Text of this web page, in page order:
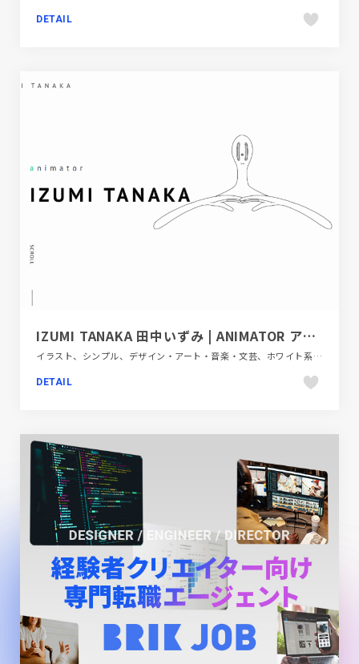
DETAIL
IZUMI TANAKA 田中いずみ | ANIMATOR アニメーター ポートフォリオ
イラスト、シンプル、デザイン・アート・音楽・文芸、ホワイト系、ポートフォリオ、モーション多め
DETAIL